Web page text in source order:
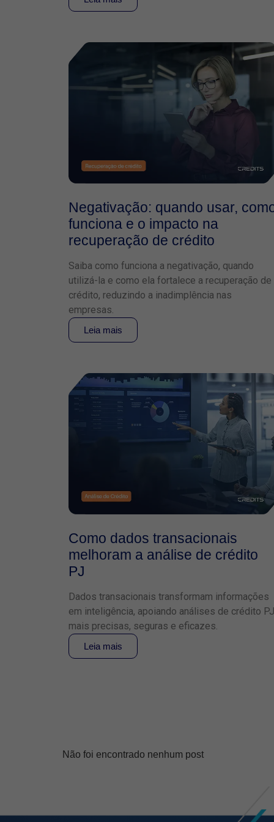
Negativação: quando usar,
funciona e o impacto na
recuperação de crédito
Saiba como funciona a negativação, quando
utilizá-la e como ela fortalece a recuperação de
crédito, reduzindo a inadimplência nas
empresas.
Leia mais
Como dados transacionais
melhoram a análise de crédito
PJ
Dados transacionais transformam informações
em inteligência, apoiando análises de crédito PJ
mais precisas, seguras e eficazes.
Leia mais
Não foi encontrado nenhum post